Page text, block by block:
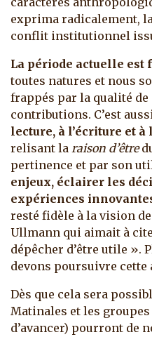
exprima radicalement,
conflit institutionnel
La période actuelle est
toutes natures et nous
frappés par la qualité de
contributions. C’est
lecture, à l’écriture et
relisant la raison d’être
pertinence et par son
enjeux, éclairer les
expériences
resté fidèle à la vision
Ullmann qui aimait à
dépêcher d’être utile ».
devons poursuivre cette
Dès que cela sera
Matinales et les
d’avancer) pourront de